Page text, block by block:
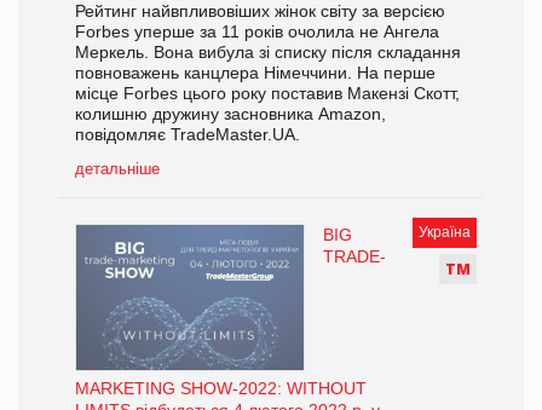
Рейтинг найвпливовіших жінок світу за версією
Forbes уперше за 11 років очолила не Ангела
Меркель. Вона вибула зі списку після складання
повноважень канцлера Німеччини. На перше
місце Forbes цього року поставив Макензі Скотт,
колишню дружину засновника Amazon,
повідомляє TradeMaster.UA.
детальніше
Україна
ТМ
BIG
TRADE-
MARKETING SHOW-2022: WITHOUT